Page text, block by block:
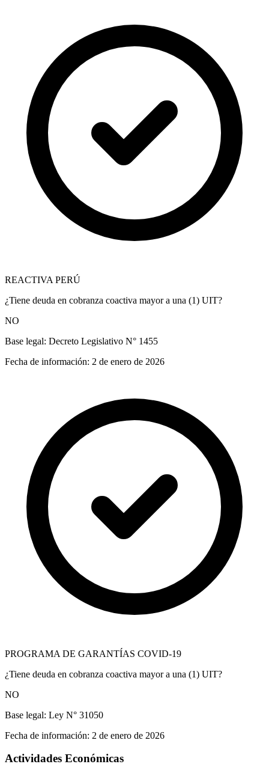
REACTIVA PERÚ
¿Tiene deuda en cobranza coactiva mayor a una (1) UIT?
NO
Base legal: Decreto Legislativo N° 1455
Fecha de información: 2 de enero de 2026
PROGRAMA DE GARANTÍAS COVID-19
¿Tiene deuda en cobranza coactiva mayor a una (1) UIT?
NO
Base legal: Ley N° 31050
Fecha de información: 2 de enero de 2026
Actividades Económicas